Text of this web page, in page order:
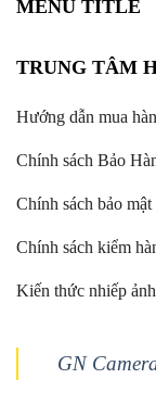
MENU TITLE
TRUNG TÂM
Hướng dẫn mua
Chính sách Bảo
Chính sách bảo
Chính sách kiểm
Kiến thức nhiếp ảnh
GN